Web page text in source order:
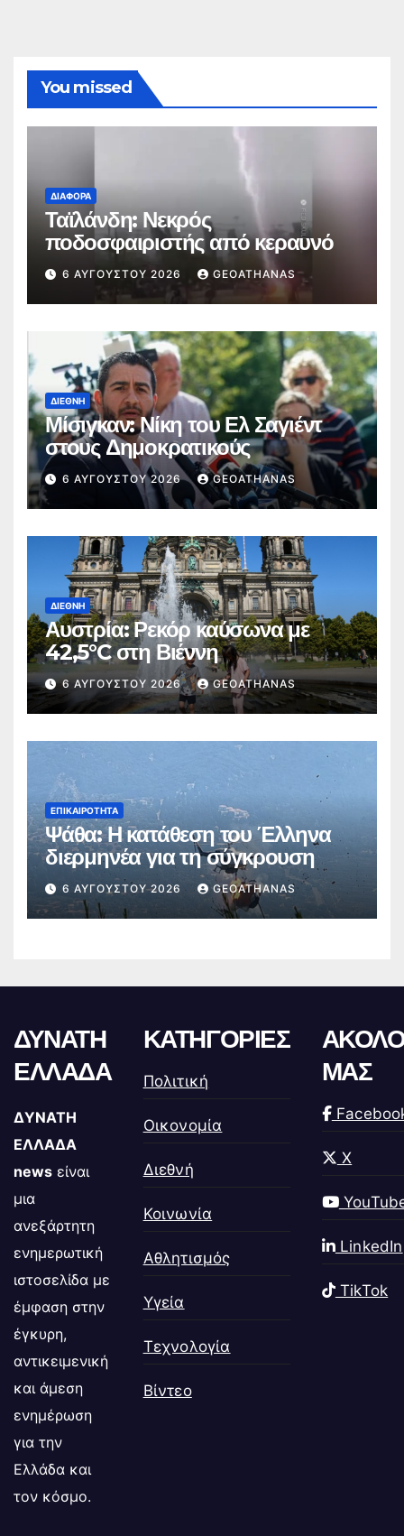
You missed
ΔΙΆΦΟΡΑ
Ταϊλάνδη: Νεκρός
ποδοσφαιριστής από κεραυνό
6 ΑΥΓΟΎΣΤΟΥ 2026 GEOATHANAS
ΔΙΕΘΝΉ
Μίσιγκαν: Νίκη του Ελ Σαγιέντ
στους Δημοκρατικούς
6 ΑΥΓΟΎΣΤΟΥ 2026 GEOATHANAS
ΔΙΕΘΝΉ
Αυστρία: Ρεκόρ καύσωνα με
42,5°C στη Βιέννη
6 ΑΥΓΟΎΣΤΟΥ 2026 GEOATHANAS
ΕΠΙΚΑΙΡΌΤΗΤΑ
Ψάθα: Η κατάθεση του Έλληνα
διερμηνέα για τη σύγκρουση
6 ΑΥΓΟΎΣΤΟΥ 2026 GEOATHANAS
ΔΥΝΑΤΗ
ΕΛΛΑΔΑ
ΔΥΝΑΤΗ
ΕΛΛΑΔΑ
news είναι
μια
ανεξάρτητη
ενημερωτική
ιστοσελίδα με
έμφαση στην
έγκυρη,
αντικειμενική
και άμεση
ενημέρωση
για την
Ελλάδα και
τον κόσμο.
ΚΑΤΗΓΟΡΙΕΣ
Πολιτική
Οικονομία
Διεθνή
Κοινωνία
Αθλητισμός
Υγεία
Τεχνολογία
Βίντεο
ΜΑΣ
X
LinkedIn
TikTok